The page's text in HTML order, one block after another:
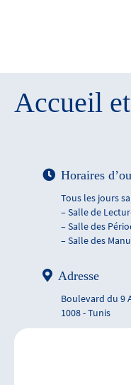
Accueil
Horaires
Tous les jours
– Salle de
– Salle des
– Salle des
Adresse
Boulevard du 9
1008 - Tunis